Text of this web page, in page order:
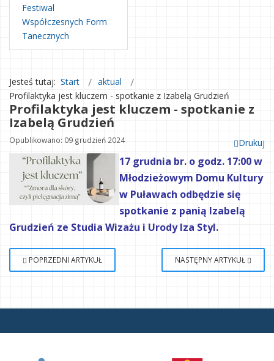
Festiwal
Współczesnych Form
Tanecznych
Jesteś tutaj: Start
aktual
Profilaktyka jest kluczem - spotkanie z Izabelą Grudzień
Profilaktyka jest kluczem - spotkanie z
Izabelą Grudzień
Drukuj
Opublikowano: 09 grudzień 2024
17 grudnia br. o godz. 17:00 w
Młodzieżowym Domu Kultury
w Puławach odbędzie się
spotkanie z panią Izabelą
Grudzień ze Studia Wizażu i Urody Iza Styl.
POPRZEDNI ARTYKUŁ NASTĘPNY ARTYKUŁ